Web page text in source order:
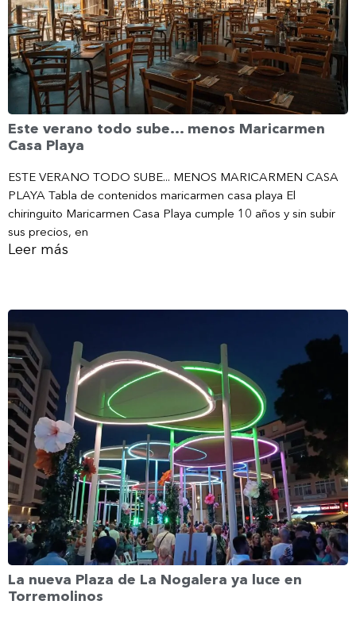
Este verano todo sube… menos Maricarmen
Casa Playa
ESTE VERANO TODO SUBE... MENOS MARICARMEN CASA
PLAYA Tabla de contenidos maricarmen casa playa El
chiringuito Maricarmen Casa Playa cumple 10 años y sin subir
sus precios, en
Leer más
La nueva Plaza de La Nogalera ya luce en
Torremolinos